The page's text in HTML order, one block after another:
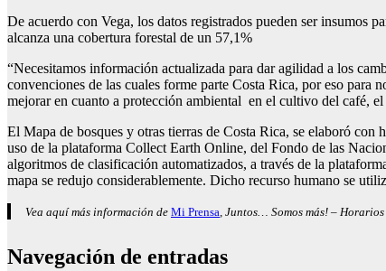
De acuerdo con Vega, los datos registrados pueden ser insumos
alcanza una cobertura forestal de un 57,1%
“Necesitamos información actualizada para dar agilidad a los
convenciones de las cuales forme parte Costa Rica, por eso
mejorar en cuanto a protección ambiental en el cultivo del café,
El Mapa de bosques y otras tierras de Costa Rica, se elaboró con
uso de la plataforma Collect Earth Online, del Fondo de las
algoritmos de clasificación automatizados, a través de la
mapa se redujo considerablemente. Dicho recurso humano se
Vea aquí más información de Mi Prensa, Juntos… Somos más! –
Navegación de entradas